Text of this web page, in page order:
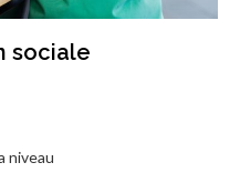
sociale